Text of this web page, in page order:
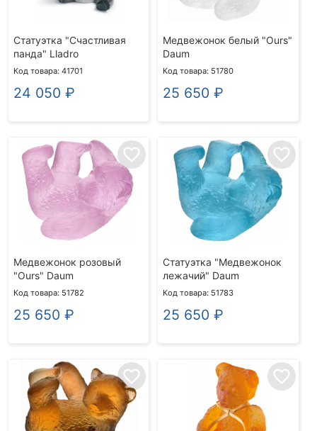
Статуэтка "Счастливая
панда" Lladro
Код товара: 41701
24 050 ₽
Медвежонок белый "Ours"
Daum
Код товара: 51780
25 650 ₽
favorite_border
Медвежонок розовый
"Ours" Daum
Код товара: 51782
25 650 ₽
favorite_border
Статуэтка "Медвежонок
лежачий" Daum
Код товара: 51783
25 650 ₽
favorite_border favorite_border